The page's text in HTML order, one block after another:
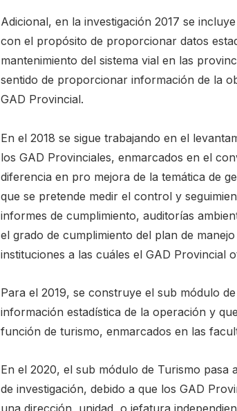
Adicional, en la investigación 2017 se
con el propósito de proporcionar datos
mantenimiento del sistema vial en las
sentido de proporcionar información de la
GAD Provincial.
En el 2018 se sigue trabajando en el
los GAD Provinciales, enmarcados en el
diferencia en pro mejora de la temática de
que se pretende medir el control y
informes de cumplimiento, auditorías
el grado de cumplimiento del plan de
instituciones a las cuáles el GAD Provincial
Para el 2019, se construye el sub módulo
información estadística de la operación y
función de turismo, enmarcados en las
En el 2020, el sub módulo de Turismo
de investigación, debido a que los GAD
una dirección, unidad, o jefatura